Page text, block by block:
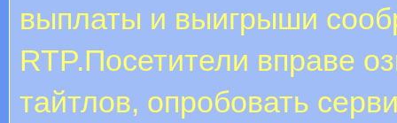
выплаты и выигрыши
RTP.Посетители вправе
тайтлов, опробовать